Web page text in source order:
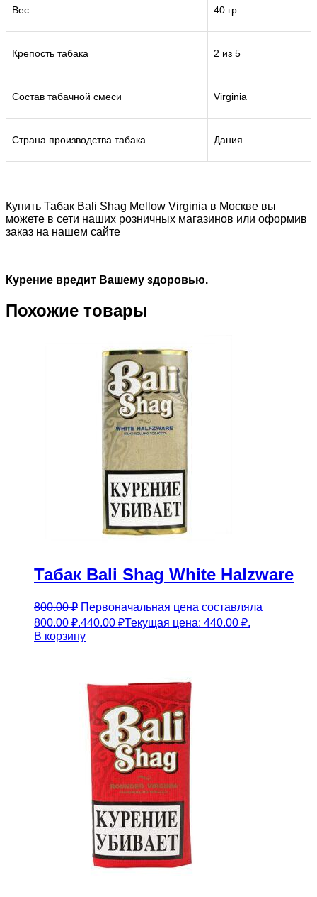
Вес 40 гр
Крепость табака 2 из 5
Состав табачной смеси Virginia
Страна производства табака Дания
Купить Табак Bali Shag Mellow Virginia в Москве вы
можете в сети наших розничных магазинов или оформив
заказ на нашем сайте
Курение вредит Вашему здоровью.
Похожие товары
Табак Bali Shag White Halzware
800.00₽ Первоначальная цена составляла
800.00 ₽.440.00 ₽Текущая цена: 440.00 ₽.
В корзину